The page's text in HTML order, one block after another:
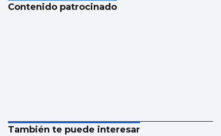
Contenido patrocinado
También te puede interesar